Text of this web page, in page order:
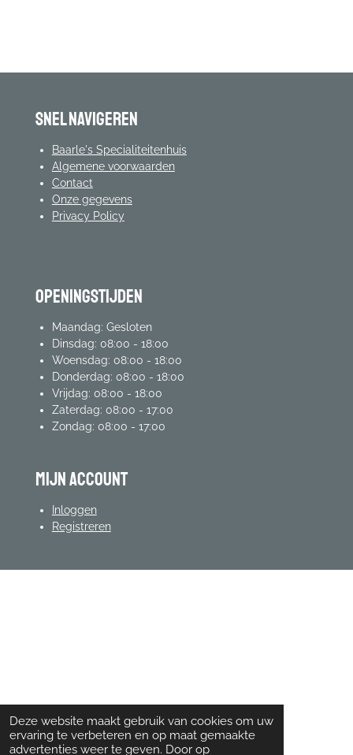
Deze website maakt gebruik van cookies om uw
ervaring te verbeteren en op maat gemaakte
advertenties weer te geven. Door op
Snel navigeren
Baarle's Specialiteitenhuis
Algemene voorwaarden
Contact
Onze gegevens
Privacy Policy
Openingstijden
Maandag: Gesloten
Dinsdag: 08:00 - 18:00
Woensdag: 08:00 - 18:00
Donderdag: 08:00 - 18:00
Vrijdag: 08:00 - 18:00
Zaterdag: 08:00 - 17:00
Zondag: 08:00 - 17:00
mijn account
Inloggen
Registreren